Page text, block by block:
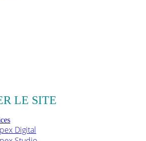
LE SITE
Digital